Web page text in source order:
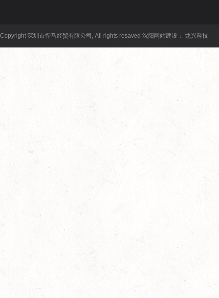
Copyright 深圳市悍马经贸有限公司, All rights resaved 沈阳网站建设 ： 龙兴科技